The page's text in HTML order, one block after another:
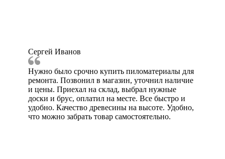
Сергей Иванов
Нужно было срочно купить пиломатериалы для
ремонта. Позвонил в магазин, уточнил наличие
и цены. Приехал на склад, выбрал нужные
доски и брус, оплатил на месте. Все быстро и
удобно. Качество древесины на высоте. Удобно,
что можно забрать товар самостоятельно.